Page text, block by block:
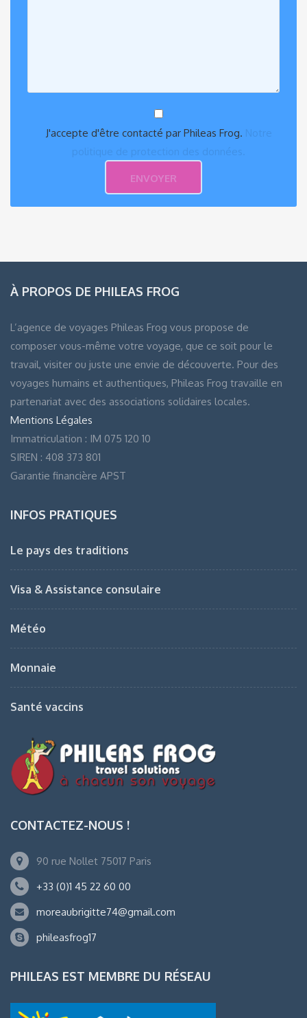
J'accepte d'être contacté par Phileas Frog. Notre
politique de protection des données.
À PROPOS DE PHILEAS FROG
L’agence de voyages Phileas Frog vous propose de
composer vous-même votre voyage, que ce soit pour le
travail, visiter ou juste une envie de découverte. Pour des
voyages humains et authentiques, Phileas Frog travaille en
partenariat avec des associations solidaires locales.
Mentions Légales
Immatriculation : IM 075 120 10
SIREN : 408 373 801
Garantie financière APST
INFOS PRATIQUES
Le pays des traditions
Visa & Assistance consulaire
Météo
Monnaie
Santé vaccins
CONTACTEZ-NOUS !
90 rue Nollet 75017 Paris
+33 (0)1 45 22 60 00
moreaubrigitte74@gmail.com
phileasfrog17
PHILEAS EST MEMBRE DU RÉSEAU